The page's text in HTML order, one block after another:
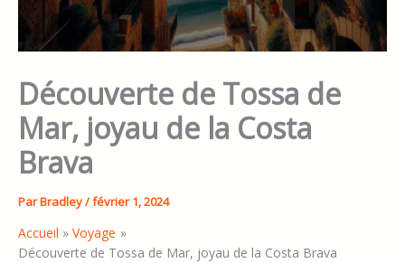
Découverte de Tossa de
Mar, joyau de la Costa
Brava
ParBradley/février 1, 2024
Accueil
Voyage
Découverte de Tossa de Mar, joyau de la Costa Brava